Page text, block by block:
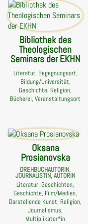
Bibliothek des
Theologischen
Seminars der EKHN
Literatur, Begegnungsort,
Bildung/Universität,
Geschichte, Religion,
Bücherei, Veranstaltungsort
Oksana
Prosianovska
DREHBUCHAUTORIN,
JOURNALISTIN, AUTORIN
Literatur, Geschichten,
Geschichte, Film/Medien,
Darstellende Kunst, Religion,
Journalismus,
Multiplikator*in